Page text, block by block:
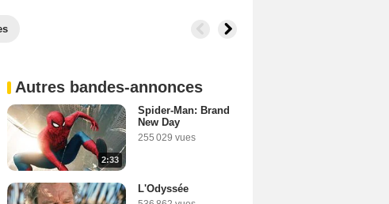
Autres bandes-annonces
2:33
Spider-Man: Brand
New Day
255 029 vues
L'Odyssée